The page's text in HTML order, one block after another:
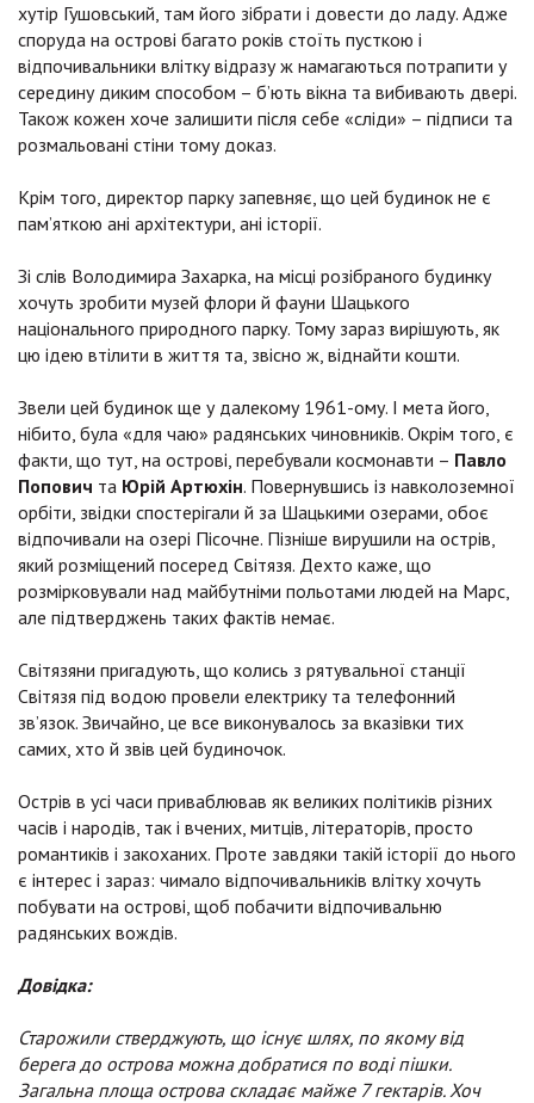
хутір Гушовський, там його зібрати і довести до ладу. Адже
споруда на острові багато років стоїть пусткою і
відпочивальники влітку відразу ж намагаються потрапити у
середину диким способом – б’ють вікна та вибивають двері.
Також кожен хоче залишити після себе «сліди» – підписи та
розмальовані стіни тому доказ.
Крім того, директор парку запевняє, що цей будинок не є
пам’яткою ані архітектури, ані історії.
Зі слів Володимира Захарка, на місці розібраного будинку
хочуть зробити музей флори й фауни Шацького
національного природного парку. Тому зараз вирішують, як
цю ідею втілити в життя та, звісно ж, віднайти кошти.
Звели цей будинок ще у далекому 1961-ому. І мета його,
нібито, була «для чаю» радянських чиновників. Окрім того, є
факти, що тут, на острові, перебували космонавти – Павло
Попович та Юрій Артюхін. Повернувшись із навколоземної
орбіти, звідки спостерігали й за Шацькими озерами, обоє
відпочивали на озері Пісочне. Пізніше вирушили на острів,
який розміщений посеред Світязя. Дехто каже, що
розмірковували над майбутніми польотами людей на Марс,
але підтверджень таких фактів немає.
Світязяни пригадують, що колись з рятувальної станції
Світязя під водою провели електрику та телефонний
зв’язок. Звичайно, це все виконувалось за вказівки тих
самих, хто й звів цей будиночок.
Острів в усі часи приваблював як великих політиків різних
часів і народів, так і вчених, митців, літераторів, просто
романтиків і закоханих. Проте завдяки такій історії до нього
є інтерес і зараз: чимало відпочивальників влітку хочуть
побувати на острові, щоб побачити відпочивальню
радянських вождів.
Довідка:
Старожили стверджують, що існує шлях, по якому від
берега до острова можна добратися по воді пішки.
Загальна площа острова складає майже 7 гектарів. Хоч